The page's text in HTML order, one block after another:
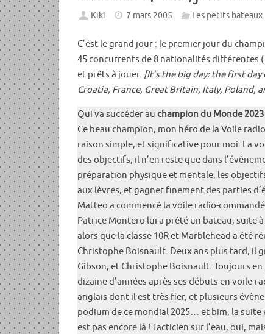
Kiki 7 mars 2005 Les petits
C’est le grand jour : le premier jour du
45 concurrents de 8 nationalités différentes
et prêts à jouer. [It’s the big day: the first
Croatia, France, Great Britain, Italy,
Qui va succéder au champion du Monde
Ce beau champion, mon héro de la Voile
raison simple, et significative pour moi. La
des objectifs, il n’en reste que dans
préparation physique et mentale, les
aux lèvres, et gagner finement des parties
Matteo a commencé la voile radio-
Patrice Montero lui a prêté un bateau, suite
alors que la classe 10R et Marblehead a été
Christophe Boisnault. Deux ans plus tard, il
Gibson, et Christophe Boisnault. Toujours
dizaine d’années après ses débuts en voile-
anglais dont il est très fier, et plusieurs
podium de ce mondial 2025… et bim, la
est pas encore là ! Tacticien sur l’eau, oui,